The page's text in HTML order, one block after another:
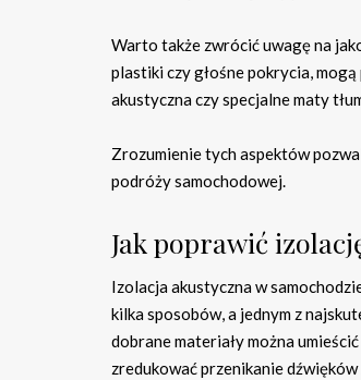
Warto także zwrócić uwagę na
plastiki czy głośne pokrycia,
akustyczna czy specjalne maty
Zrozumienie tych aspektów
podróży samochodowej.
Jak poprawić
Izolacja akustyczna w
kilka sposobów, a jednym z
dobrane materiały można
zredukować przenikanie